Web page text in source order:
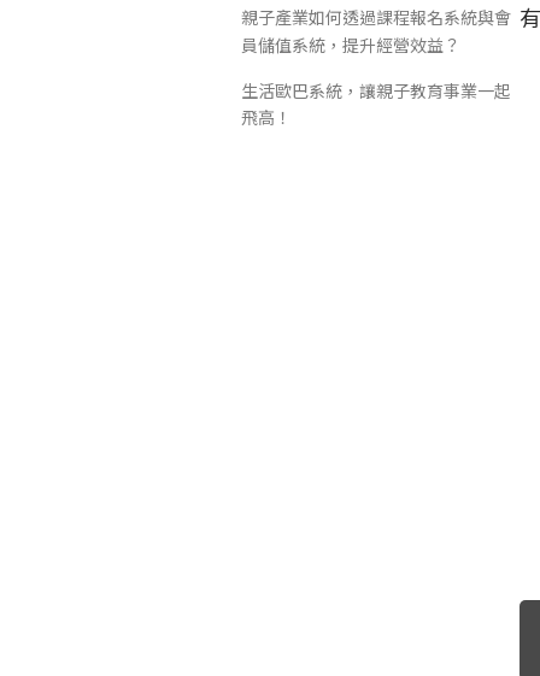
親子產業如何透過課程報名系統與會
員儲值系統，提升經營效益？
生活歐巴系統，讓親子教育事業一起
飛高！